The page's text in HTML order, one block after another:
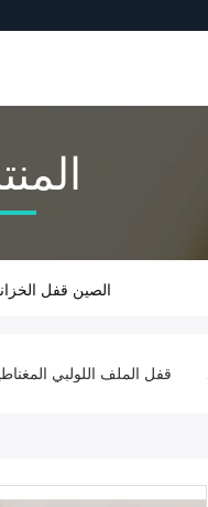
الصين قفل
قفل الملف اللولبي